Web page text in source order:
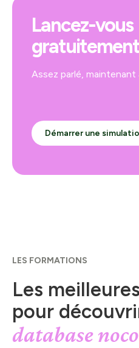
Lancez-vous
gratuitement
Assez parlé, maintenant
Démarrer une
LES FORMATIONS
Les meilleures
pour
database